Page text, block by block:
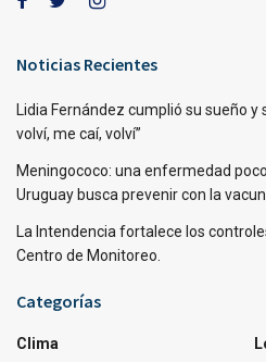
Noticias Recientes
Lidia Fernández cumplió su sueño y
volví, me caí, volví”
Meningococo: una enfermedad
Uruguay busca prevenir con la
La Intendencia fortalece los
Centro de Monitoreo.
Categorías
Clima